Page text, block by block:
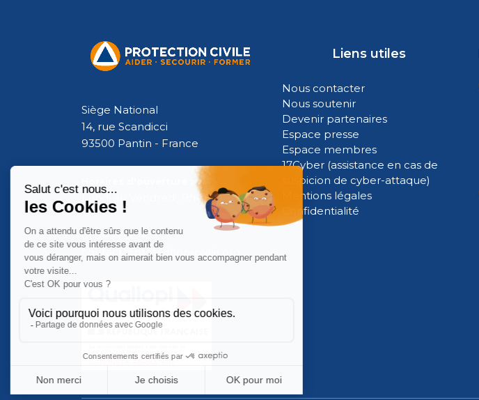
Siège National
14, rue Scandicci
93500 Pantin - France
Lundi au Vendredi, 9h-18h
01.84.21.56.40
contact@protection-civile.org
Liens utiles
Nous contacter
Nous soutenir
Devenir partenaires
Espace presse
Espace membres
17Cyber (assistance en cas de
suspicion de cyber-attaque)
Mentions légales
Confidentialité